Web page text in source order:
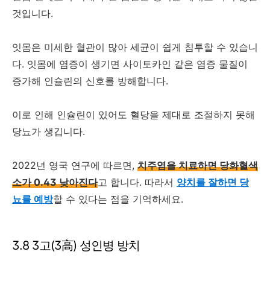
것입니다.
잇몸은 미세한 혈관이 많아 세균이 쉽게 침투할 수 있습니
다. 잇몸에 염증이 생기면 사이토카인 같은 염증 물질이
증가해 인슐린의 신호를 방해합니다.
이로 인해 인슐린이 있어도 혈당을 제대로 조절하지 못해
당뇨가 생깁니다.
2022년 영국 연구에 따르면, 치주염을 치료하면 당화혈색
소가 0.43 낮아진다고 합니다. 따라서 양치를 잘하면 당
뇨를 예방할 수 있다는 점을 기억하세요.
3.8 3고(3高) 성인병 방치